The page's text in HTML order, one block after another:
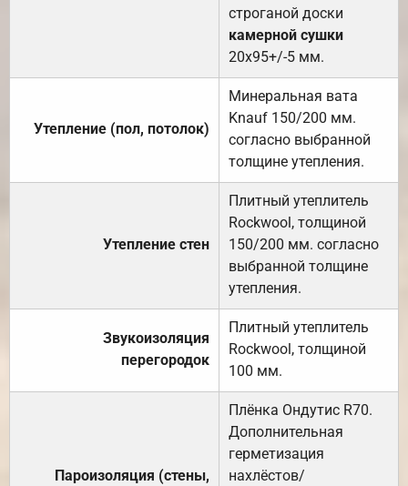
строганой доски
камерной сушки
20х95+/-5 мм.
Утепление (пол, потолок)
Минеральная вата
Knauf 150/200 мм.
согласно выбранной
толщине утепления.
Утепление стен
Плитный утеплитель
Rockwool, толщиной
150/200 мм. согласно
выбранной толщине
утепления.
Звукоизоляция
перегородок
Плитный утеплитель
Rockwool, толщиной
100 мм.
Пароизоляция (стены,
Плёнка Ондутис R70.
Дополнительная
герметизация
нахлёстов/